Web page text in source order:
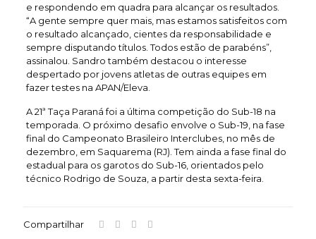
e respondendo em quadra para alcançar os resultados.
“A gente sempre quer mais, mas estamos satisfeitos com
o resultado alcançado, cientes da responsabilidade e
sempre disputando títulos. Todos estão de parabéns”,
assinalou. Sandro também destacou o interesse
despertado por jovens atletas de outras equipes em
fazer testes na APAN/Eleva.
A 21ª Taça Paraná foi a última competição do Sub-18 na
temporada. O próximo desafio envolve o Sub-19, na fase
final do Campeonato Brasileiro Interclubes, no mês de
dezembro, em Saquarema (RJ). Tem ainda a fase final do
estadual para os garotos do Sub-16, orientados pelo
técnico Rodrigo de Souza, a partir desta sexta-feira.
Compartilhar